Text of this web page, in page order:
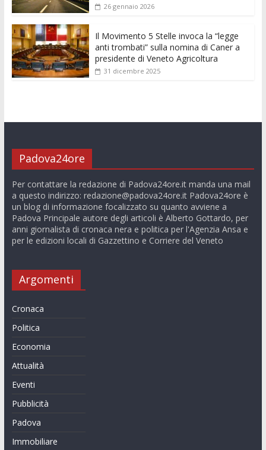
26 gennaio 2026
Il Movimento 5 Stelle invoca la “legge
anti trombati” sulla nomina di Caner a
presidente di Veneto Agricoltura
31 dicembre 2025
Padova24ore
Per contattare la redazione di Padova24ore.it manda una mail
a questo indirizzo: redazione@padova24ore.itPadova24ore è
un blog di informazione focalizzato su quanto avviene a
Padova Principale autore degli articoli è Alberto Gottardo, per
anni giornalista di cronaca nera e politica per l'Agenzia Ansa e
per le edizioni locali di Gazzettino e Corriere del Veneto
Argomenti
Cronaca
Politica
Economia
Attualità
Eventi
Pubblicità
Padova
Immobiliare